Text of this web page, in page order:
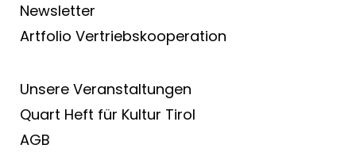
Newsletter
Artfolio Vertriebs­kooperation
Unsere Veranstaltungen
Quart Heft für Kultur Tirol
AGB